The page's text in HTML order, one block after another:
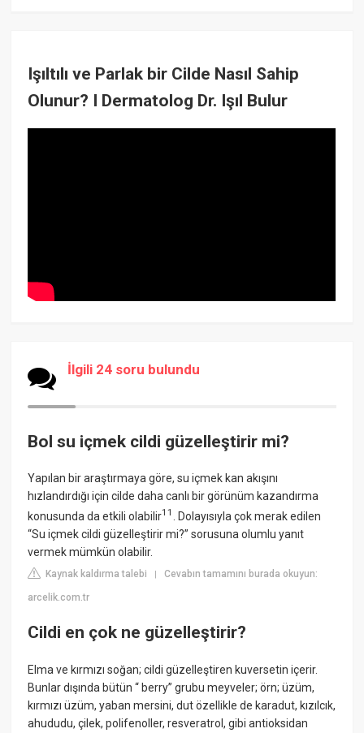
Işıltılı ve Parlak bir Cilde Nasıl Sahip
Olunur? I Dermatolog Dr. Işıl Bulur
İlgili 24 soru bulundu
Bol su içmek cildi güzelleştirir mi?
Yapılan bir araştırmaya göre, su içmek kan akışını
hızlandırdığı için cilde daha canlı bir görünüm kazandırma
konusunda da etkili olabilir11
. Dolayısıyla çok merak edilen
“Su içmek cildi güzelleştirir mi?” sorusuna olumlu yanıt
vermek mümkün olabilir.
Kaynak kaldırma talebi |Cevabın tamamını burada okuyun:
arcelik.com.tr
Cildi en çok ne güzelleştirir?
Elma ve kırmızı soğan; cildi güzelleştiren kuversetin içerir.
Bunlar dışında bütün “ berry” grubu meyveler; örn; üzüm,
kırmızı üzüm, yaban mersini, dut özellikle de karadut, kızılcık,
ahududu, çilek, polifenoller, resveratrol, gibi antioksidan